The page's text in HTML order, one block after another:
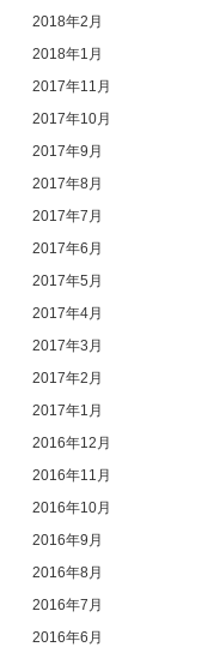
2018年2月
2018年1月
2017年11月
2017年10月
2017年9月
2017年8月
2017年7月
2017年6月
2017年5月
2017年4月
2017年3月
2017年2月
2017年1月
2016年12月
2016年11月
2016年10月
2016年9月
2016年8月
2016年7月
2016年6月